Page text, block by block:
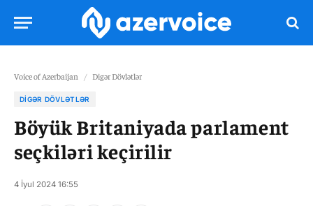
Voice of Azerbaijan / Digər Dövlətlər
DIGƏR DÖVLƏTLƏR
Böyük Britaniyada parlament
seçkiləri keçirilir
4 İyul 2024 16:55